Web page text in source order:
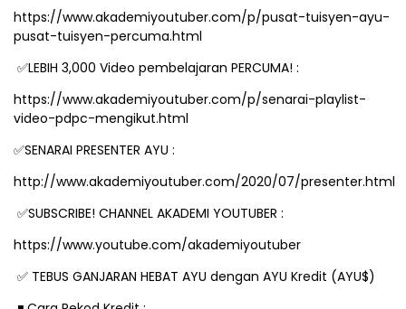
https://www.akademiyoutuber.com/p/pusat-tuisyen-ayu-
pusat-tuisyen-percuma.html
✅LEBIH 3,000 Video pembelajaran PERCUMA! :
https://www.akademiyoutuber.com/p/senarai-playlist-
video-pdpc-mengikut.html
✅SENARAI PRESENTER AYU :
http://www.akademiyoutuber.com/2020/07/presenter.html
✅SUBSCRIBE! CHANNEL AKADEMI YOUTUBER :
https://www.youtube.com/akademiyoutuber
✅ TEBUS GANJARAN HEBAT AYU dengan AYU Kredit (AYU$)